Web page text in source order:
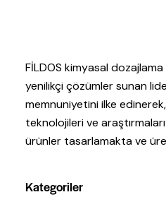
FİLDOS kimyasal
yenilikçi çözümler sunan
memnuniyetini ilke
teknolojileri ve
ürünler tasarlamakta ve
Kategoriler